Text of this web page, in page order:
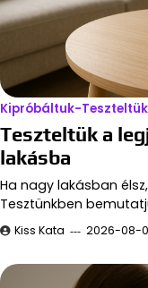
Kipróbáltuk-Teszteltük
Teszteltük a
lakásba
Ha nagy lakásban
Tesztünkben
Kiss Kata 2026-08-